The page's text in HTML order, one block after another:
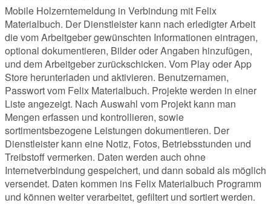
Mobile Holzerntemeldung in Verbindung mit Felix
Materialbuch. Der Dienstleister kann nach erledigter Arbeit
die vom Arbeitgeber gewünschten Informationen eintragen,
optional dokumentieren, Bilder oder Angaben hinzufügen,
und dem Arbeitgeber zurückschicken. Vom Play oder App
Store herunterladen und aktivieren. Benutzernamen,
Passwort vom Felix Materialbuch. Projekte werden in einer
Liste angezeigt. Nach Auswahl vom Projekt kann man
Mengen erfassen und kontrollieren, sowie
sortimentsbezogene Leistungen dokumentieren. Der
Dienstleister kann eine Notiz, Fotos, Betriebsstunden und
Treibstoff vermerken. Daten werden auch ohne
Internetverbindung gespeichert, und dann sobald als möglich
versendet. Daten kommen ins Felix Materialbuch Programm
und können weiter verarbeitet, gefiltert und sortiert werden.